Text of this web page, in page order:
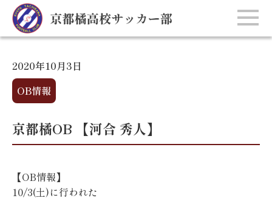
2020年10月3日
OB情報
京都橘OB 【河合 秀人】
【OB情報】
10/3(土)に行われた